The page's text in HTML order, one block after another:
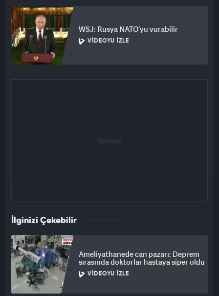
WSJ: Rusya NATO’yu vurabilir
VIDEOYU İZLE
İlginizi Çekebilir
Ameliyathanede can pazarı: Deprem
sırasında doktorlar hastaya siper oldu
VIDEOYU İZLE